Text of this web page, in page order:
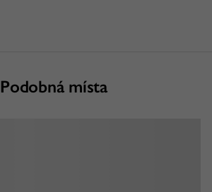
Podobná místa